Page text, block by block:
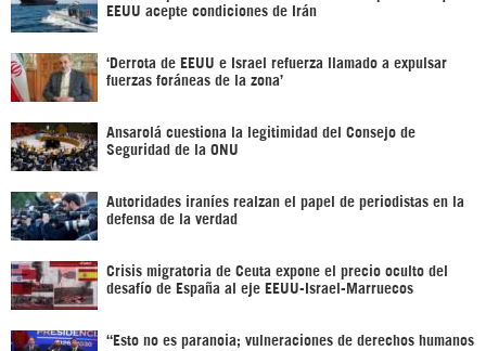
EEUU acepte condiciones de Irán
‘Derrota de EEUU e Israel refuerza llamado a expulsar
fuerzas foráneas de la zona’
Ansarolá cuestiona la legitimidad del Consejo de
Seguridad de la ONU
Autoridades iraníes realzan el papel de periodistas en la
defensa de la verdad
Crisis migratoria de Ceuta expone el precio oculto del
desafío de España al eje EEUU-Israel-Marruecos
“Esto no es paranoia; vulneraciones de derechos humanos